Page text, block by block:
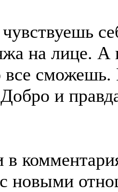
на лице.
сможешь.
и
с новыми